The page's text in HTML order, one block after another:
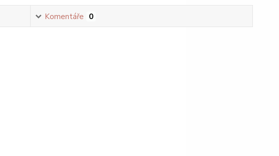
Komentáře 0